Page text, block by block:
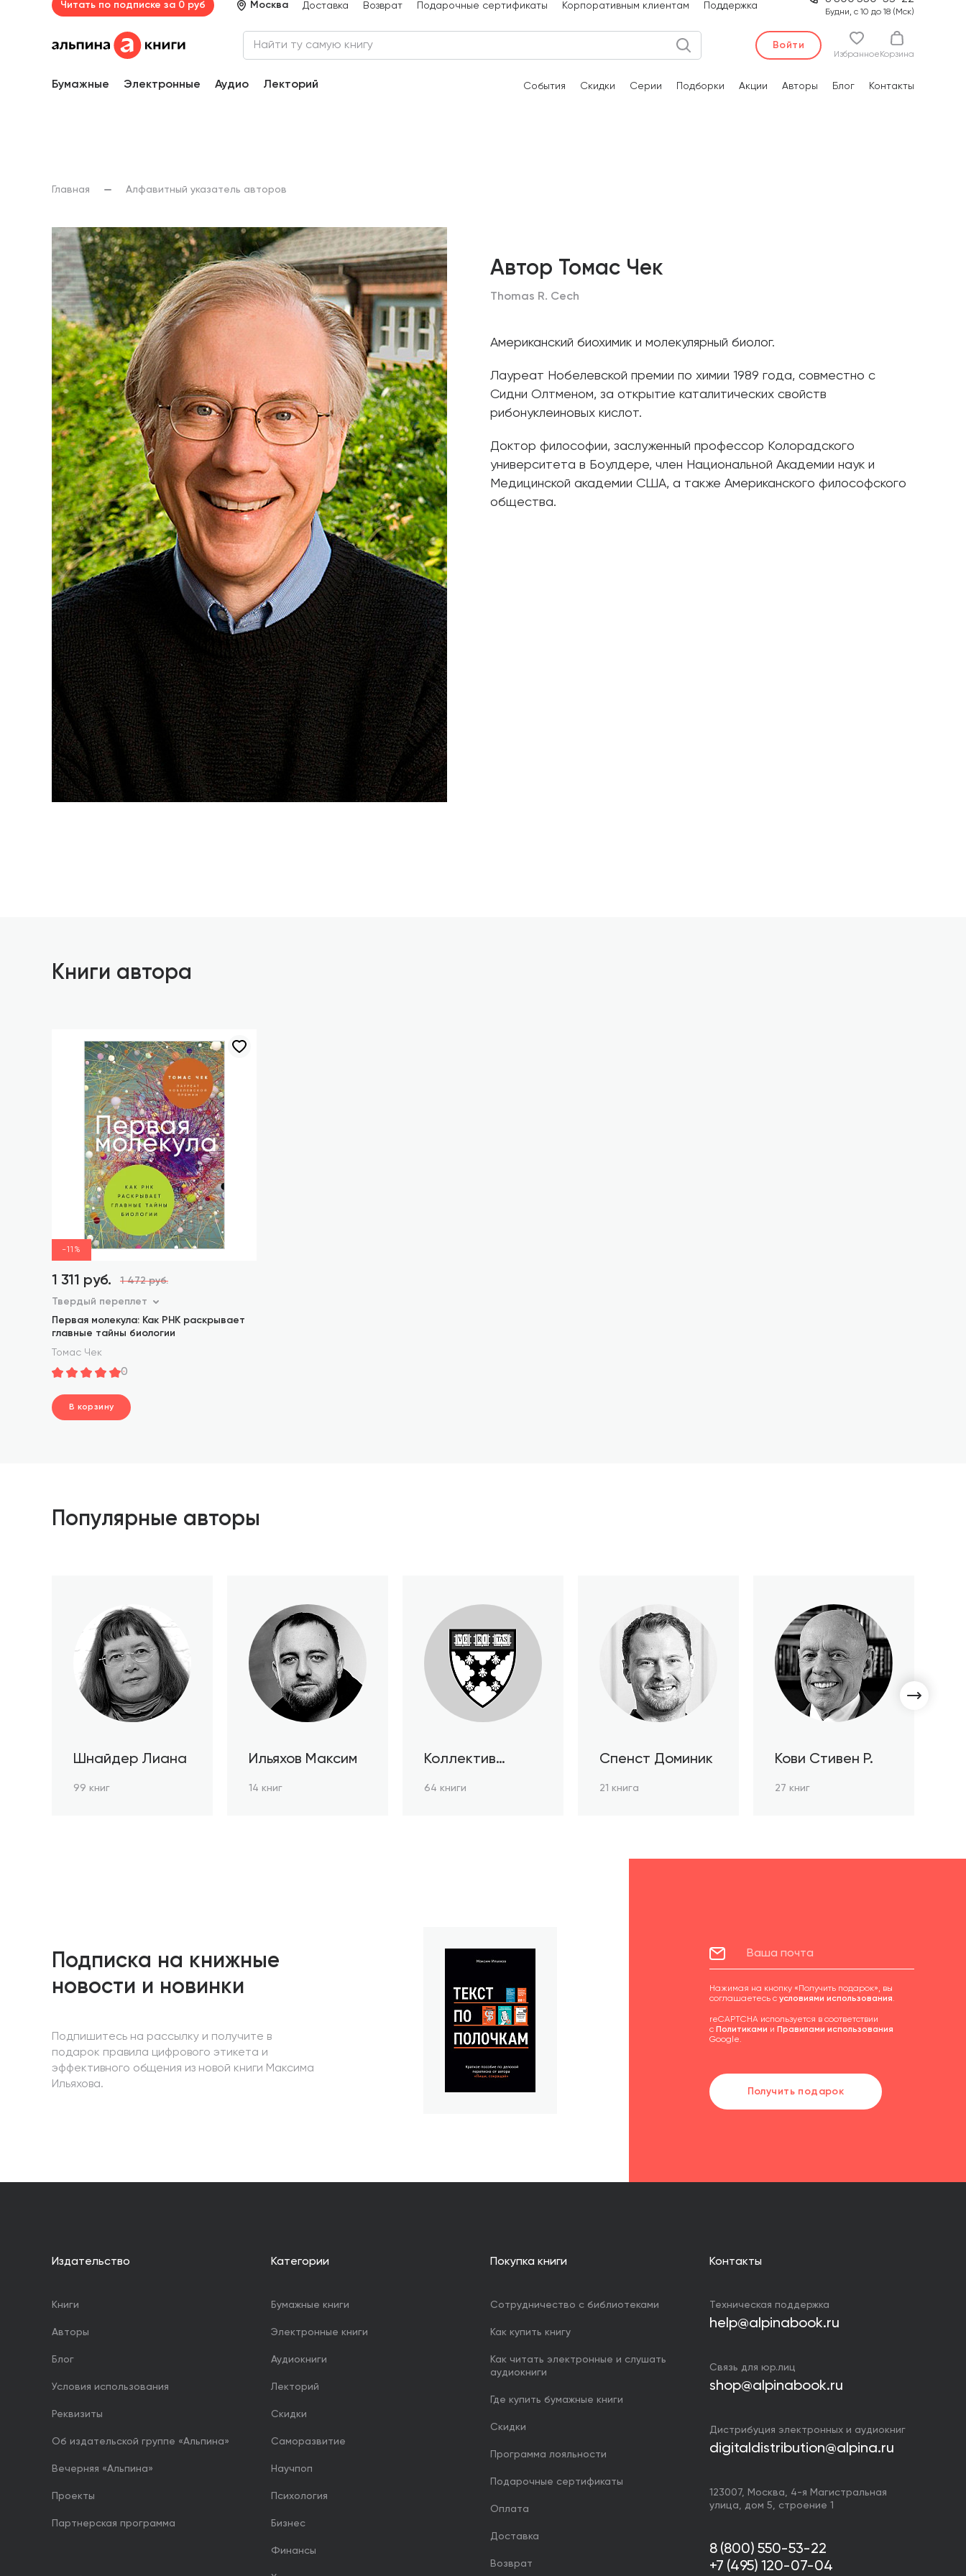
Читать по подписке за 0 руб Москва Доставка Возврат Подарочные сертификаты Корпоративным клиентам Поддержка
Будни, с 10 до 18 (Мск)
Войти
Избранное Корзина
Бумажные Электронные Аудио Лекторий События Скидки Серии Подборки Акции Авторы Блог Контакты
Главная Алфавитный указатель авторов
Автор Томас Чек
Thomas R. Cech
Американский биохимик и молекулярный биолог.
Лауреат Нобелевской премии по химии 1989 года, совместно с
Сидни Олтменом, за открытие каталитических свойств
рибонуклеиновых кислот.
Доктор философии, заслуженный профессор Колорадского
университета в Боулдере, член Национальной Академии наук и
Медицинской академии США, а также Американского философского
общества.
Книги автора
-11%
1 311 руб. 1 472 руб.
Твердый переплет
Первая молекула: Как РНК раскрывает
главные тайны биологии
Томас Чек
0
В корзину
Популярные авторы
Шнайдер Лиана
99 книг
Ильяхов Максим
14 книг
Коллектив
64 книги
Спенст Доминик
21 книга
Кови Стивен Р.
27 книг
Подписка на книжные
новости и новинки
Подпишитесь на рассылку и получите в
подарок правила цифрового этикета и
эффективного общения из новой книги Максима
Ильяхова.
Нажимая на кнопку «Получить подарок», вы
соглашаетесь с условиями использования.
reCAPTCHA используется в соответствии
с Политиками и Правилами использования
Google.
Получить подарок
Издательство
Книги
Авторы
Блог
Условия использования
Реквизиты
Об издательской группе «Альпина»
Вечерняя «Альпина»
Проекты
Партнерская программа
Категории
Бумажные книги
Электронные книги
Аудиокниги
Лекторий
Скидки
Саморазвитие
Научпоп
Психология
Бизнес
Финансы
Покупка книги
Сотрудничество с библиотеками
Как купить книгу
Как читать электронные и слушать
аудиокниги
Где купить бумажные книги
Скидки
Программа лояльности
Подарочные сертификаты
Оплата
Доставка
Возврат
Контакты
Техническая поддержка
help@alpinabook.ru
Связь для юр.лиц
shop@alpinabook.ru
Дистрибуция электронных и аудиокниг
digitaldistribution@alpina.ru
123007, Москва, 4-я Магистральная
улица, дом 5, строение 1
8 (800) 550-53-22
+7 (495) 120-07-04